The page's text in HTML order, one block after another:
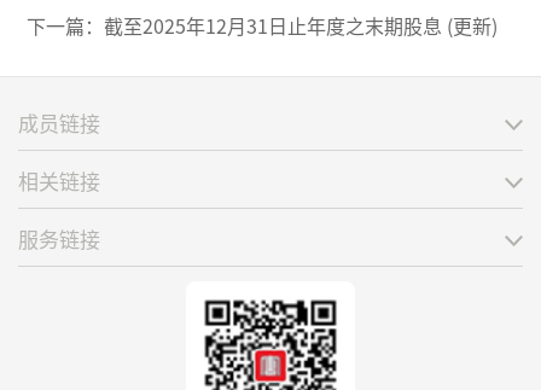
下一篇：截至2025年12月31日止年度之末期股息 (更新)
成员链接
相关链接
服务链接